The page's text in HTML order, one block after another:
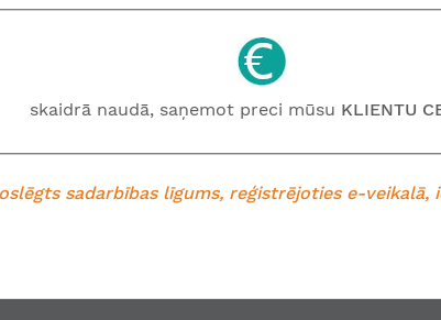
skaidrā naudā, saņemot preci mūsu KLIENTU
sadarbības līgums, reģistrējoties e-